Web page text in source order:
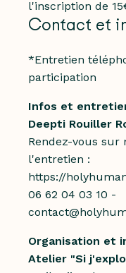
l'inscription de
Contact et
*Entretien
participation
Infos et
Deepti Rouiller
Rendez-vous sur
l'entretien :
https://
06 62 04 03 10 -
Organisation et
Atelier "Si